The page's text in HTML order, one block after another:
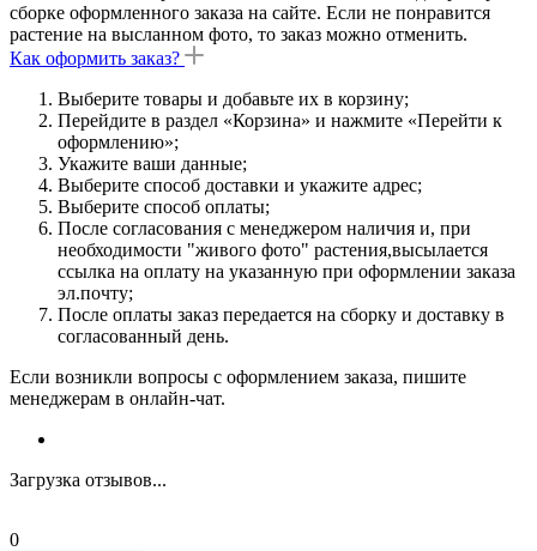
сборке оформленного заказа на сайте. Если не понравится
растение на высланном фото, то заказ можно отменить.
Как оформить заказ?
Выберите товары и добавьте их в корзину;
Перейдите в раздел «Корзина» и нажмите «Перейти к
оформлению»;
Укажите ваши данные;
Выберите способ доставки и укажите адрес;
Выберите способ оплаты;
После согласования с менеджером наличия и, при
необходимости "живого фото" растения,высылается
ссылка на оплату на указанную при оформлении заказа
эл.почту;
После оплаты заказ передается на сборку и доставку в
согласованный день.
Если возникли вопросы с оформлением заказа, пишите
менеджерам в онлайн-чат.
Загрузка отзывов...
0